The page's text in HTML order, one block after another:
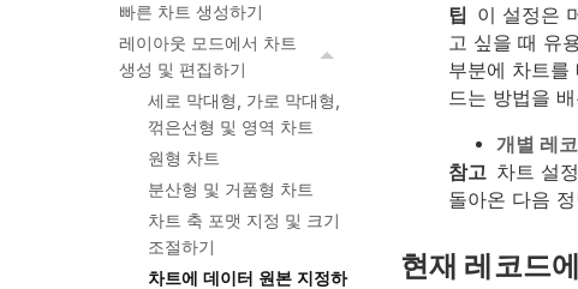
빠른 차트 생성하기
레이아웃 모드에서 차트
생성 및 편집하기
세로 막대형, 가로 막대형,
꺾은선형 및 영역 차트
원형 차트
분산형 및 거품형 차트
차트 축 포맷 지정 및 크기
조절하기
차트에 데이터 원본 지정하
팁 이 설정은
고 싶을 때 유
부분에 차트를
드는 방법을
개별 레
참고 차트 설
돌아온 다음
현재 레코드